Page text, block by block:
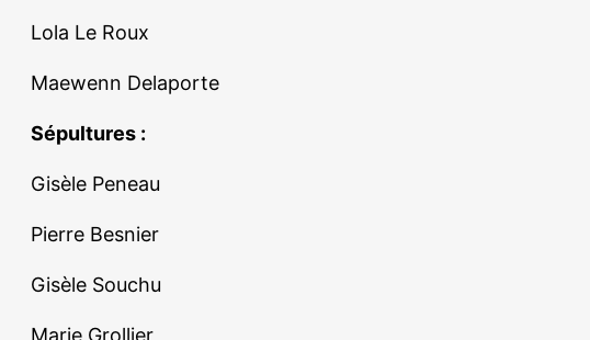
Lola Le Roux
Maewenn Delaporte
Sépultures :
Gisèle Peneau
Pierre Besnier
Gisèle Souchu
Marie Grollier